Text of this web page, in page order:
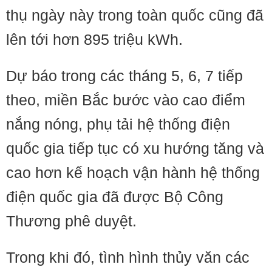
thụ ngày này trong toàn quốc cũng đã
lên tới hơn 895 triệu kWh.
Dự báo trong các tháng 5, 6, 7 tiếp
theo, miền Bắc bước vào cao điểm
nắng nóng, phụ tải hệ thống điện
quốc gia tiếp tục có xu hướng tăng và
cao hơn kế hoạch vận hành hệ thống
điện quốc gia đã được Bộ Công
Thương phê duyệt.
Trong khi đó, tình hình thủy văn các